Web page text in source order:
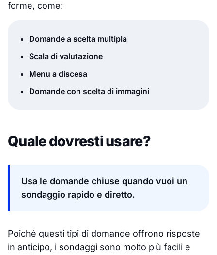
forme, come:
Domande a scelta multipla
Scala di valutazione
Menu a discesa
Domande con scelta di immagini
Quale dovresti usare?
Usa le domande chiuse quando vuoi un
sondaggio rapido e diretto.
Poiché questi tipi di domande offrono risposte
in anticipo, i sondaggi sono molto più facili e